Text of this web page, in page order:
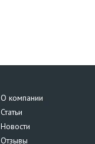
О компании
Статьи
Новости
Отзывы